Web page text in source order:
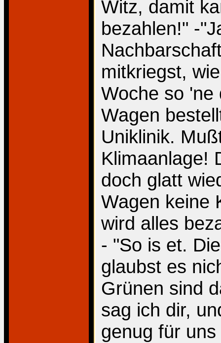
Witz, damit
bezahlen!" -
mitkriegst,
Woche so 'ne
Wagen
Uniklinik.
Klimaanlage!
doch glatt
Wagen keine
wird alles
- "So is et.
glaubst es
Grünen sind
sag ich dir,
genug für